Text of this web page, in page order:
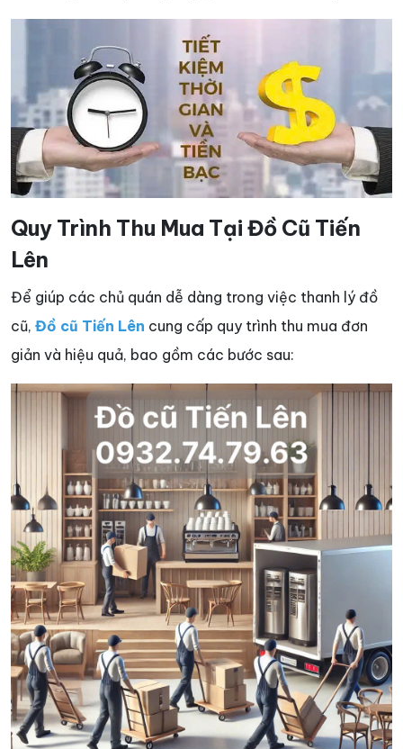
Quy Trình Thu Mua Tại Đồ Cũ Tiến
Lên
Để giúp các chủ quán dễ dàng trong việc thanh lý đồ
cũ, Đồ cũ Tiến Lên cung cấp quy trình thu mua đơn
giản và hiệu quả, bao gồm các bước sau: